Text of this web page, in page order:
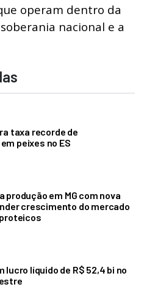
operam dentro da
nacional e a
taxa recorde de
peixes no ES
produção em MG com nova
crescimento do mercado
lucro líquido de R$ 52,4 bi no